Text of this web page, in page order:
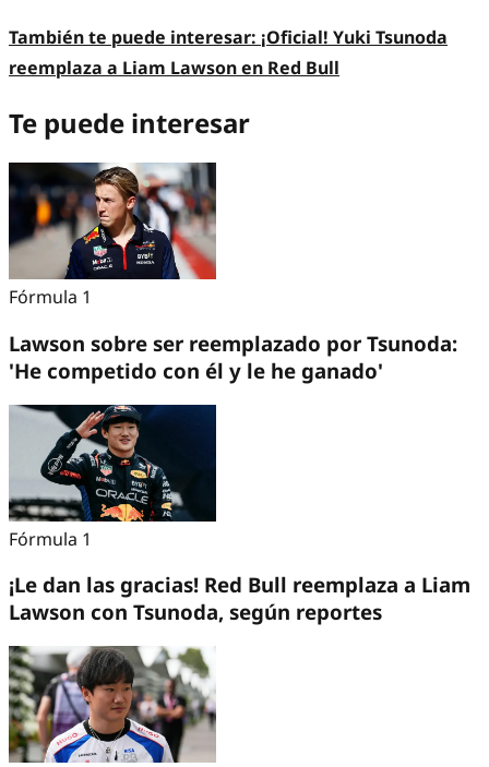
También te puede interesar: ¡Oficial! Yuki Tsunoda
reemplaza a Liam Lawson en Red Bull
Te puede interesar
Fórmula 1
Lawson sobre ser reemplazado por Tsunoda:
'He competido con él y le he ganado'
Fórmula 1
¡Le dan las gracias! Red Bull reemplaza a Liam
Lawson con Tsunoda, según reportes